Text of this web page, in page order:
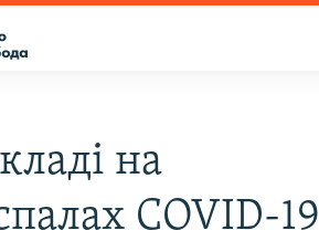
на
COVID-19